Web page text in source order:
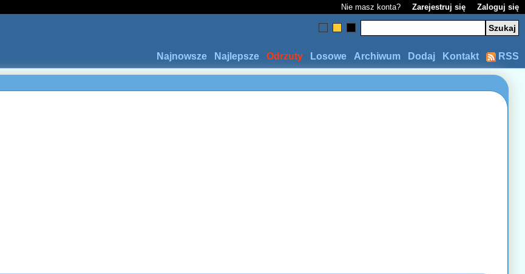
Nie masz konta? Zarejestruj się Zaloguj się
RSS
Kontakt
Dodaj
Archiwum
Losowe
Odrzuty
Najlepsze
Najnowsze